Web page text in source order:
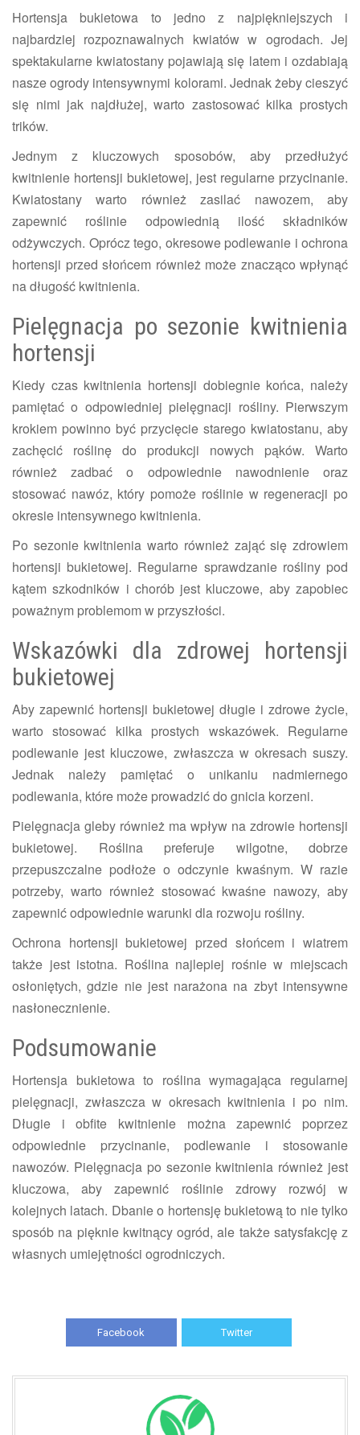
Hortensja bukietowa to jedno z najpiękniejszych i
najbardziej rozpoznawalnych kwiatów w ogrodach. Jej
spektakularne kwiatostany pojawiają się latem i ozdabiają
nasze ogrody intensywnymi kolorami. Jednak żeby cieszyć
się nimi jak najdłużej, warto zastosować kilka prostych
trików.
Jednym z kluczowych sposobów, aby przedłużyć
kwitnienie hortensji bukietowej, jest regularne przycinanie.
Kwiatostany warto również zasilać nawozem, aby
zapewnić roślinie odpowiednią ilość składników
odżywczych. Oprócz tego, okresowe podlewanie i ochrona
hortensji przed słońcem również może znacząco wpłynąć
na długość kwitnienia.
Pielęgnacja po sezonie kwitnienia
hortensji
Kiedy czas kwitnienia hortensji dobiegnie końca, należy
pamiętać o odpowiedniej pielęgnacji rośliny. Pierwszym
krokiem powinno być przycięcie starego kwiatostanu, aby
zachęcić roślinę do produkcji nowych pąków. Warto
również zadbać o odpowiednie nawodnienie oraz
stosować nawóz, który pomoże roślinie w regeneracji po
okresie intensywnego kwitnienia.
Po sezonie kwitnienia warto również zająć się zdrowiem
hortensji bukietowej. Regularne sprawdzanie rośliny pod
kątem szkodników i chorób jest kluczowe, aby zapobiec
poważnym problemom w przyszłości.
Wskazówki dla zdrowej hortensji
bukietowej
Aby zapewnić hortensji bukietowej długie i zdrowe życie,
warto stosować kilka prostych wskazówek. Regularne
podlewanie jest kluczowe, zwłaszcza w okresach suszy.
Jednak należy pamiętać o unikaniu nadmiernego
podlewania, które może prowadzić do gnicia korzeni.
Pielęgnacja gleby również ma wpływ na zdrowie hortensji
bukietowej. Roślina preferuje wilgotne, dobrze
przepuszczalne podłoże o odczynie kwaśnym. W razie
potrzeby, warto również stosować kwaśne nawozy, aby
zapewnić odpowiednie warunki dla rozwoju rośliny.
Ochrona hortensji bukietowej przed słońcem i wiatrem
także jest istotna. Roślina najlepiej rośnie w miejscach
osłoniętych, gdzie nie jest narażona na zbyt intensywne
nasłonecznienie.
Podsumowanie
Hortensja bukietowa to roślina wymagająca regularnej
pielęgnacji, zwłaszcza w okresach kwitnienia i po nim.
Długie i obfite kwitnienie można zapewnić poprzez
odpowiednie przycinanie, podlewanie i stosowanie
nawozów. Pielęgnacja po sezonie kwitnienia również jest
kluczowa, aby zapewnić roślinie zdrowy rozwój w
kolejnych latach. Dbanie o hortensję bukietową to nie tylko
sposób na pięknie kwitnący ogród, ale także satysfakcję z
własnych umiejętności ogrodniczych.
Facebook Twitter